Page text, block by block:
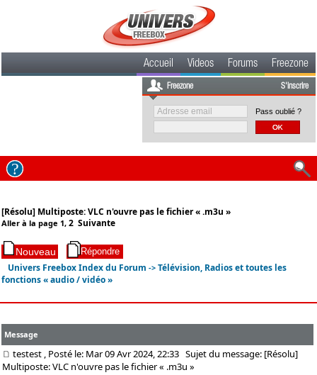
Accueil Videos Forums Freezone
Freezone S'inscrire
Pass oublié ?
[Résolu] Multiposte: VLC n'ouvre pas le fichier « .m3u »
Aller à la page1,2 Suivante
Univers Freebox Index du Forum ->Télévision, Radios et toutes les
fonctions « audio / vidéo »
Message
testest , Posté le: Mar 09 Avr 2024, 22:33 Sujet du message: [Résolu]
Multiposte: VLC n'ouvre pas le fichier « .m3u »